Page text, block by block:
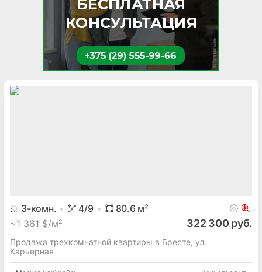
3-комн. 4/9 80.6м²
~1 361 $/м² 322 300 руб.
Продажа трехкомнатной квартиры в Бресте, ул.
Карьерная